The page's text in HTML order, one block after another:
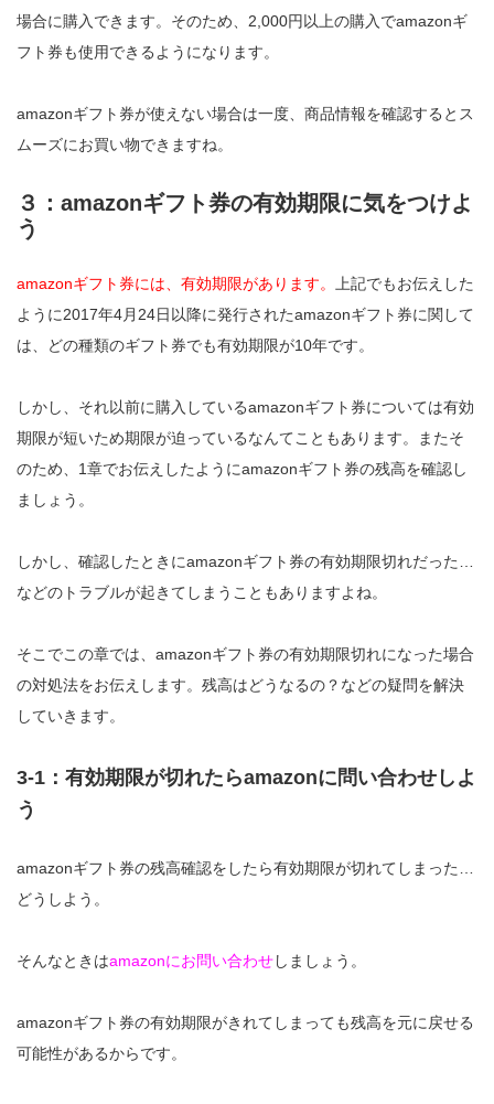
場合に購入できます。そのため、2,000円以上の購入でamazonギ
フト券も使用できるようになります。
amazonギフト券が使えない場合は一度、商品情報を確認するとス
ムーズにお買い物できますね。
３：amazonギフト券の有効期限に気をつけよ
う
amazonギフト券には、有効期限があります。
上記でもお伝えした
ように2017年4月24日以降に発行されたamazonギフト券に関して
は、どの種類のギフト券でも有効期限が10年です。
しかし、それ以前に購入しているamazonギフト券については有効
期限が短いため期限が迫っているなんてこともあります。またそ
のため、1章でお伝えしたようにamazonギフト券の残高を確認し
ましょう。
しかし、確認したときにamazonギフト券の有効期限切れだった…
などのトラブルが起きてしまうこともありますよね。
そこでこの章では、amazonギフト券の有効期限切れになった場合
の対処法をお伝えします。残高はどうなるの？などの疑問を解決
していきます。
3-1：有効期限が切れたらamazonに問い合わせしよ
う
amazonギフト券の残高確認をしたら有効期限が切れてしまった…
どうしよう。
そんなときはamazonにお問い合わせしましょう。
amazonギフト券の有効期限がきれてしまっても残高を元に戻せる
可能性があるからです。